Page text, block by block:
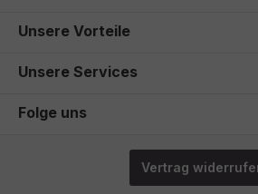
Unsere Vorteile
Unsere Services
Folge uns
Vertrag